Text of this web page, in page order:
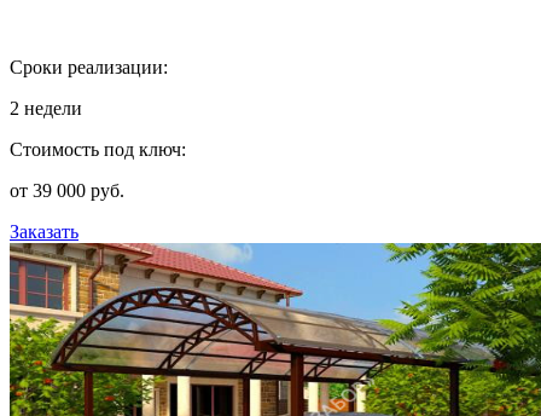
Сроки реализации:
2 недели
Стоимость под ключ:
от 39 000 руб.
Заказать